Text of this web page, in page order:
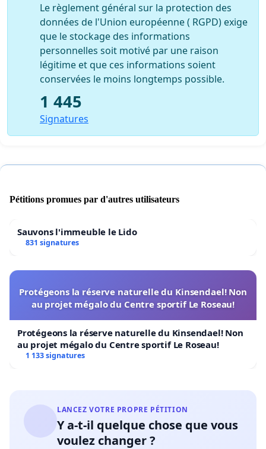
Le règlement général sur la protection des
données de l'Union européenne ( RGPD) exige
que le stockage des informations
personnelles soit motivé par une raison
légitime et que ces informations soient
conservées le moins longtemps possible.
1 445
Signatures
Pétitions promues par d'autres utilisateurs
Sauvons l'immeuble le Lido
831 signatures
Protégeons la réserve naturelle du Kinsendael! Non
au projet mégalo du Centre sportif Le Roseau!
Protégeons la réserve naturelle du Kinsendael! Non
au projet mégalo du Centre sportif Le Roseau!
1 133 signatures
LANCEZ VOTRE PROPRE PÉTITION
Y a-t-il quelque chose que vous
voulez changer ?